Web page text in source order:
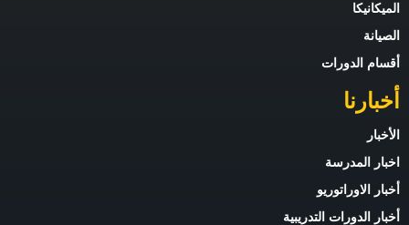
الميكانيكا
الصيانة
أقسام الدورات
أخبارنا
الأخبار
اخبار المدرسة
أخبار الاوراتوريو
أخبار الدورات التدريبية